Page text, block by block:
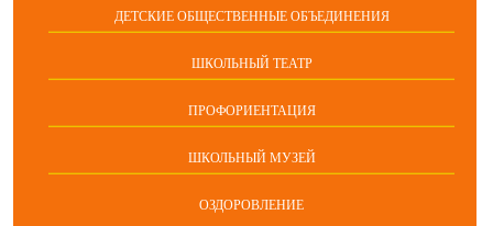
ДЕТСКИЕ ОБЩЕСТВЕННЫЕ ОБЪЕДИНЕНИЯ
ШКОЛЬНЫЙ ТЕАТР
ПРОФОРИЕНТАЦИЯ
ШКОЛЬНЫЙ МУЗЕЙ
ОЗДОРОВЛЕНИЕ